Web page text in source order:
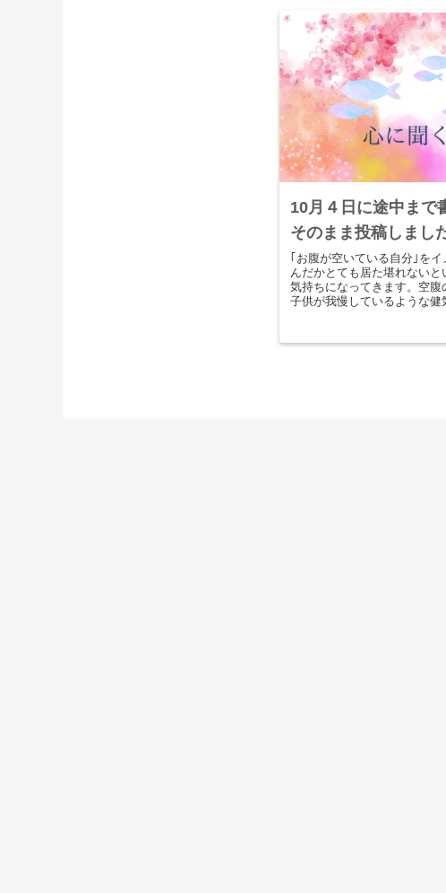
10月４日に途中まで
そのまま投稿しまし
｢お腹が空いている自分｣を
んだかとても居た堪れないと
気持ちになってきます。空
子供が我慢しているような健